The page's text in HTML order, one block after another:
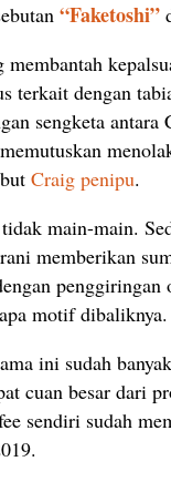
“Faketoshi”
membantah
terkait dengan
sengketa
Craig penipu.
main-main.
memberikan
motif dibaliknya.
ini sudah
cuan besar dari
sendiri sudah